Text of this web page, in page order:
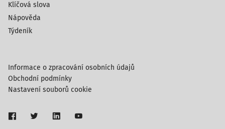
Klíčová slova
Nápověda
Týdeník
Informace o zpracování osobních údajů
Obchodní podmínky
Nastavení souborů cookie